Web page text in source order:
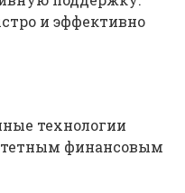
и эффективно
технологии
финансовым